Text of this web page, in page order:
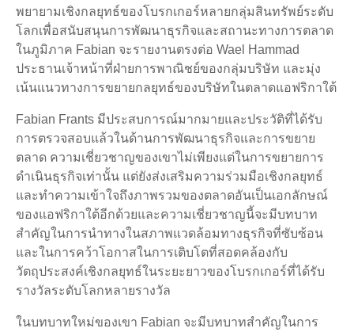
พยายามเชิงกลยุทธ์ของโบรกเกอร์หลายกลุ่มสินทรัพย์ระดับ
โลกเพื่อสนับสนุนการพัฒนาธุรกิจและสถานะทางการตลาด
ในภูมิภาค Fabian จะรายงานตรงต่อ Wael Hammad
ประธานเจ้าหน้าที่ฝ่ายการพาณิชย์ของกลุ่มบริษัท และมุ่ง
เน้นแนวทางการขยายกลยุทธ์ของบริษัทในตลาดแอฟริกาใต้
Fabian Frants มีประสบการณ์มากมายและประวัติที่ได้รับ
การตรวจสอบแล้วในด้านการพัฒนาธุรกิจและการขยาย
ตลาด ความเชี่ยวชาญของเขาไม่เพียงแต่ในการขยายการ
ดำเนินธุรกิจเท่านั้น แต่ยังส่งเสริมความร่วมมือเชิงกลยุทธ์
และทำความเข้าใจถึงภาพรวมของตลาดอันเป็นเอกลักษณ์
ของแอฟริกาใต้อีกด้วยและความเชี่ยวชาญนี้จะมีบทบาท
สำคัญในการนำทางในสภาพแวดล้อมทางธุรกิจที่ซับซ้อน
และในการคว้าโอกาสในการเติบโตที่สอดคล้องกับ
วัตถุประสงค์เชิงกลยุทธ์ในระยะยาวของโบรกเกอร์ที่ได้รับ
รางวัลระดับโลกหลายรางวัล
ในบทบาทใหม่ของเขา Fabian จะมีบทบาทสำคัญในการ